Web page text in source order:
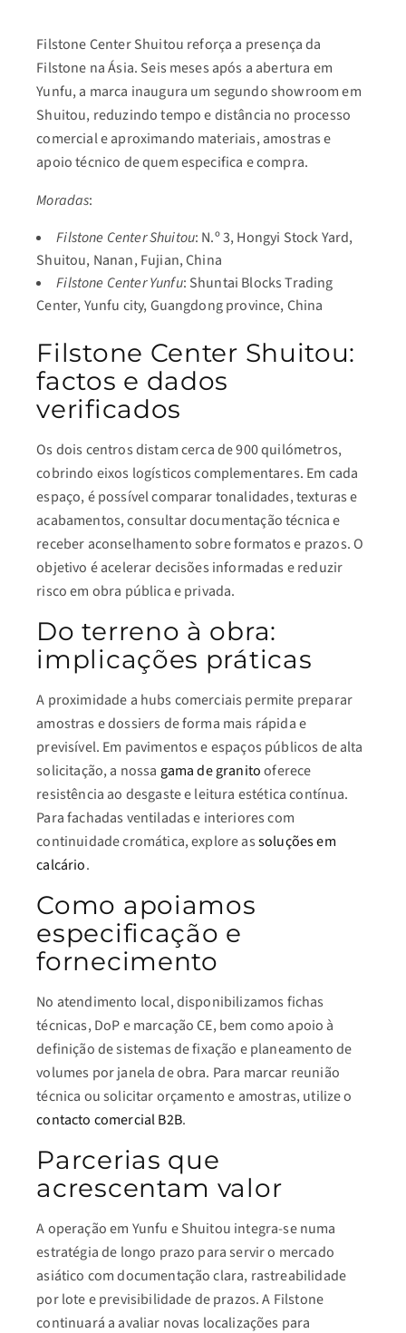
Filstone Center Shuitou reforça a presença da
Filstone na Ásia. Seis meses após a abertura em
Yunfu, a marca inaugura um segundo showroom em
Shuitou, reduzindo tempo e distância no processo
comercial e aproximando materiais, amostras e
apoio técnico de quem especifica e compra.
Moradas:
Filstone Center Shuitou: N.º 3, Hongyi Stock Yard,
Shuitou, Nanan, Fujian, China
Filstone Center Yunfu: Shuntai Blocks Trading
Center, Yunfu city, Guangdong province, China
Filstone Center Shuitou:
factos e dados
verificados
Os dois centros distam cerca de 900 quilómetros,
cobrindo eixos logísticos complementares. Em cada
espaço, é possível comparar tonalidades, texturas e
acabamentos, consultar documentação técnica e
receber aconselhamento sobre formatos e prazos. O
objetivo é acelerar decisões informadas e reduzir
risco em obra pública e privada.
Do terreno à obra:
implicações práticas
A proximidade a hubs comerciais permite preparar
amostras e dossiers de forma mais rápida e
previsível. Em pavimentos e espaços públicos de alta
solicitação, a nossa gama de granitooferece
resistência ao desgaste e leitura estética contínua.
Para fachadas ventiladas e interiores com
continuidade cromática, explore assoluções em
calcário.
Como apoiamos
especificação e
fornecimento
No atendimento local, disponibilizamos fichas
técnicas, DoP e marcação CE, bem como apoio à
definição de sistemas de fixação e planeamento de
volumes por janela de obra. Para marcar reunião
técnica ou solicitar orçamento e amostras, utilize o
contacto comercial B2B.
Parcerias que
acrescentam valor
A operação em Yunfu e Shuitou integra-se numa
estratégia de longo prazo para servir o mercado
asiático com documentação clara, rastreabilidade
por lote e previsibilidade de prazos. A Filstone
continuará a avaliar novas localizações para